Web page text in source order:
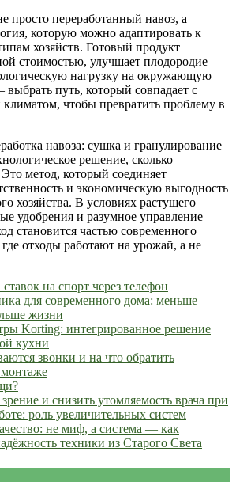
просто переработанный навоз, а
которую можно адаптировать к
хозяйств. Готовый продукт
стоимостью, улучшает плодородие
нагрузку на окружающую
выбрать путь, который совпадает с
чтобы превратить проблему в
навоза: сушка и гранулирование
решение, сколько
метод, который соединяет
и экономическую выгодность
хозяйства. В условиях растущего
удобрения и разумное управление
становится частью современного
где отходы работают на урожай, а не
на спорт через телефон
для современного дома: меньше
жизни
Korting: интегрированное решение
кухни
звонки и на что обратить
и снизить утомляемость врача при
роль увеличительных систем
не миф, а система — как
техники из Старого Света